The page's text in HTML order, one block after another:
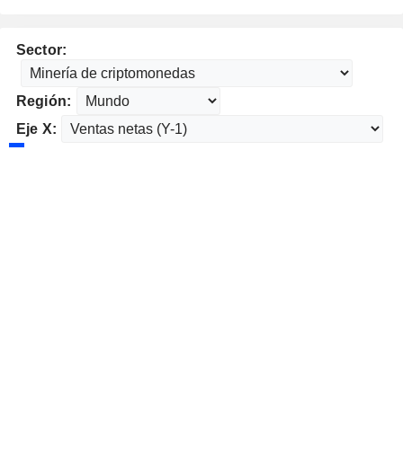
Sector:
Región:
Eje X: